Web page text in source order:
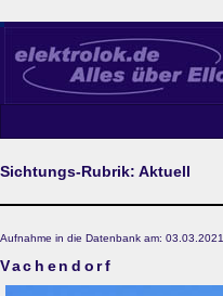
Sichtungs-Rubrik: Aktuell
Aufnahme in die Datenbank am: 03.03.2021
Vachendorf